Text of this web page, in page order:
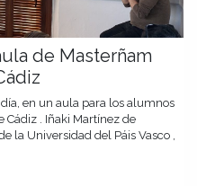
de Masterñam
en un aula para los alumnos
Cádiz . Iñaki Martínez de
la Universidad del Páis Vasco ,